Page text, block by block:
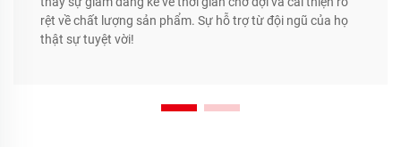
rệt về chất lượng sản phẩm. Sự hỗ trợ từ đội ngũ của họ
thật sự tuyệt vời!